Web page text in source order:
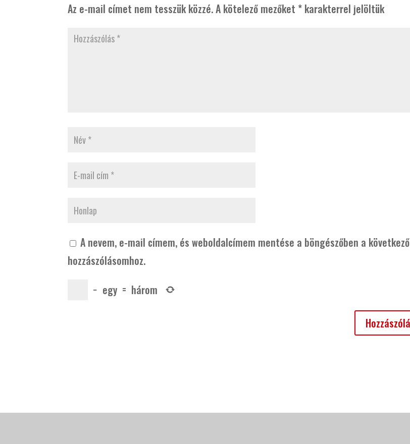
Az e-mail címet nem tesszük közzé.A kötelező mezőket * karakterrel jelöltük
A nevem, e-mail címem, és weboldalcímem mentése a böngészőben a következő
hozzászólásomhoz.
− egy = három